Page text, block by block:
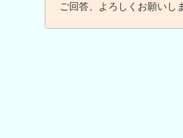
ご回答、よろしくお願いし